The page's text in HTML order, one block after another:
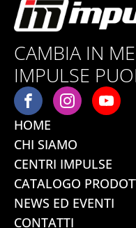
CAMBIA IN
IMPULSE
HOME
CHI SIAMO
CENTRI IMPULSE
CATALOGO
NEWS ED EVENTI
CONTATTI